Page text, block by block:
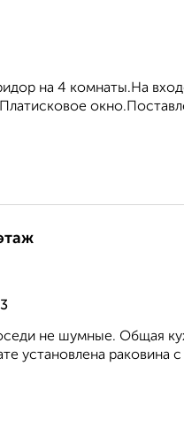
на 4 комнаты.На
не шумные. Общая
установлена раковина